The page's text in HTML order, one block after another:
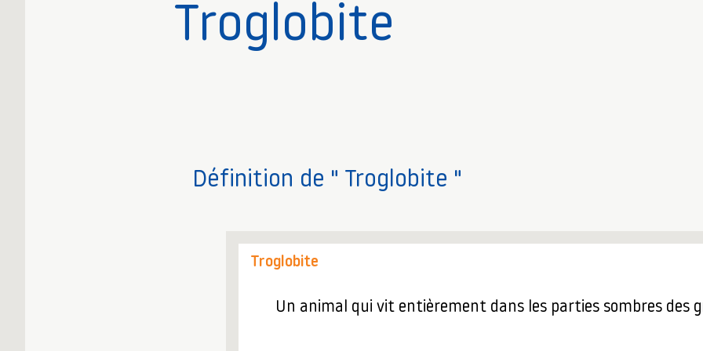
Troglobite
Définition de " Troglobite "
Troglobite
Un animal qui vit entièrement dans les parties sombres des